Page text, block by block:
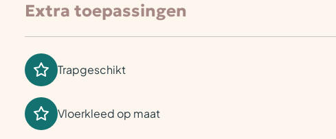
Extra toepassingen
Trapgeschikt
Vloerkleed op maat